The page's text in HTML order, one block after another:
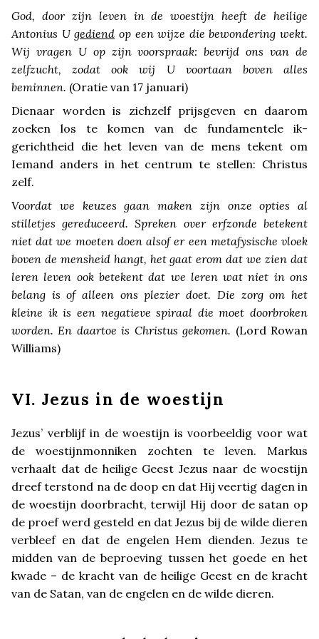
God, door zijn leven in de woestijn heeft de heilige
Antonius Ugediend op een wijze die bewondering wekt.
Wij vragen U op zijn voorspraak: bevrijd ons van de
zelfzucht, zodat ook wij U voortaan boven alles
beminnen. (Oratie van 17 januari)
Dienaar worden is zichzelf prijsgeven en daarom
zoeken los te komen van de fundamentele ik-
gerichtheid die het leven van de mens tekent om
Iemand anders in het centrum te stellen: Christus
zelf.
Voordat we keuzes gaan maken zijn onze opties al
stilletjes gereduceerd. Spreken over erfzonde betekent
niet dat we moeten doen alsof er een metafysische vloek
boven de mensheid hangt, het gaat erom dat we zien dat
leren leven ook betekent dat we leren wat niet in ons
belang is of alleen ons plezier doet. Die zorg om het
kleine ik is een negatieve spiraal die moet doorbroken
worden. En daartoe is Christus gekomen. (Lord Rowan
Williams)
VI. Jezus in de woestijn
Jezus’ verblijf in de woestijn is voorbeeldig voor wat
de woestijnmonniken zochten te leven. Markus
verhaalt dat de heilige Geest Jezus naar de woestijn
dreef terstond na de doop en dat Hij veertig dagen in
de woestijn doorbracht, terwijl Hij door de satan op
de proef werd gesteld en dat Jezus bij de wilde dieren
verbleef en dat de engelen Hem dienden. Jezus te
midden van de beproeving tussen het goede en het
kwade – de kracht van de heilige Geest en de kracht
van de Satan, van de engelen en de wilde dieren.